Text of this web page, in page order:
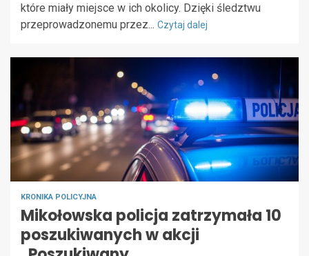
które miały miejsce w ich okolicy. Dzięki śledztwu
przeprowadzonemu przez... Czytaj dalej
KRONIKA POLICYJNA
Mikołowska policja zatrzymała 10
poszukiwanych w akcji